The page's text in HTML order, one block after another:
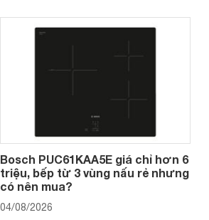
Bosch PUC61KAA5E giá chỉ hơn 6
triệu, bếp từ 3 vùng nấu rẻ nhưng
có nên mua?
04/08/2026